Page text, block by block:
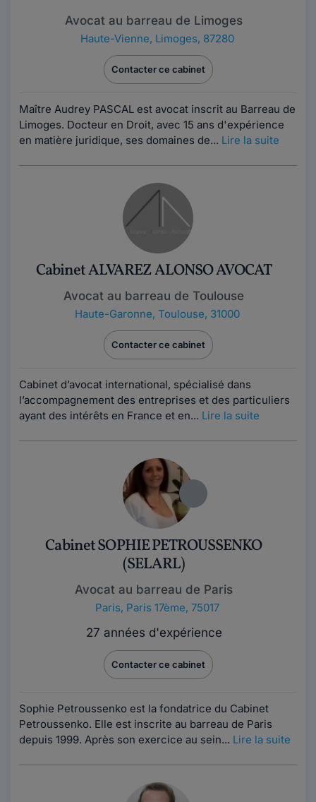
Avocat au barreau de Limoges
Haute-Vienne, Limoges, 87280
Contacter ce cabinet
Maître Audrey PASCAL est avocat inscrit au Barreau de
Limoges. Docteur en Droit, avec 15 ans d'expérience
en matière juridique, ses domaines de... Lire la suite
Cabinet ALVAREZ ALONSO AVOCAT
Avocat au barreau de Toulouse
Haute-Garonne, Toulouse, 31000
Contacter ce cabinet
Cabinet d’avocat international, spécialisé dans
l’accompagnement des entreprises et des particuliers
ayant des intérêts en France et en... Lire la suite
Cabinet SOPHIE PETROUSSENKO
(SELARL)
Avocat au barreau de Paris
Paris, Paris 17ème, 75017
27 années d'expérience
Contacter ce cabinet
Sophie Petroussenko est la fondatrice du Cabinet
Petroussenko. Elle est inscrite au barreau de Paris
depuis 1999. Après son exercice au sein... Lire la suite